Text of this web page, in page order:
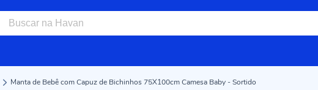
Manta de Bebê com Capuz de Bichinhos 75X100cm Camesa Baby - Sortido